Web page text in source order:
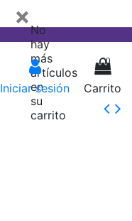
×No
hay
más
artículos
en
su
carrito
Iniciar sesión
0
Carrito